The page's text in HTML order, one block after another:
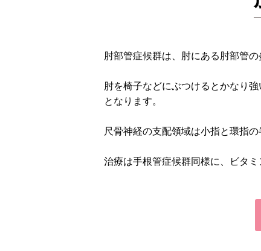
肘部管症候群は、肘にある肘部管
肘を椅子などにぶつけるとかなり
となります。
尺骨神経の支配領域は小指と環指
治療は手根管症候群同様に、ビタ